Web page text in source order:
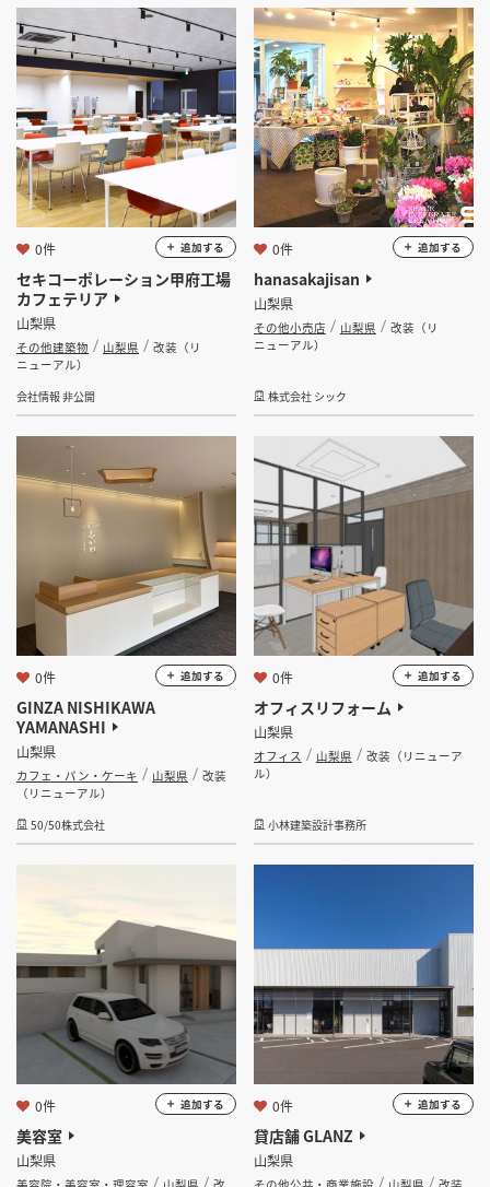
セキコーポレーション甲府工場
カフェテリア
山梨県
その他建築物 山梨県
改装（リ
ニューアル）
会社情報 非公開
0件 追加する
hanasakajisan
山梨県
その他小売店 山梨県
改装（リ
ニューアル）
株式会社 シック
0件 追加する
GINZA NISHIKAWA
YAMANASHI
山梨県
カフェ・パン・ケーキ 山梨県
改装
（リニューアル）
50/50株式会社
0件 追加する
オフィスリフォーム
山梨県
オフィス 山梨県
改装（リニューア
ル）
小林建築設計事務所
0件 追加する
美容室
山梨県
0件 追加する
貸店舗 GLANZ
山梨県
0件 追加する